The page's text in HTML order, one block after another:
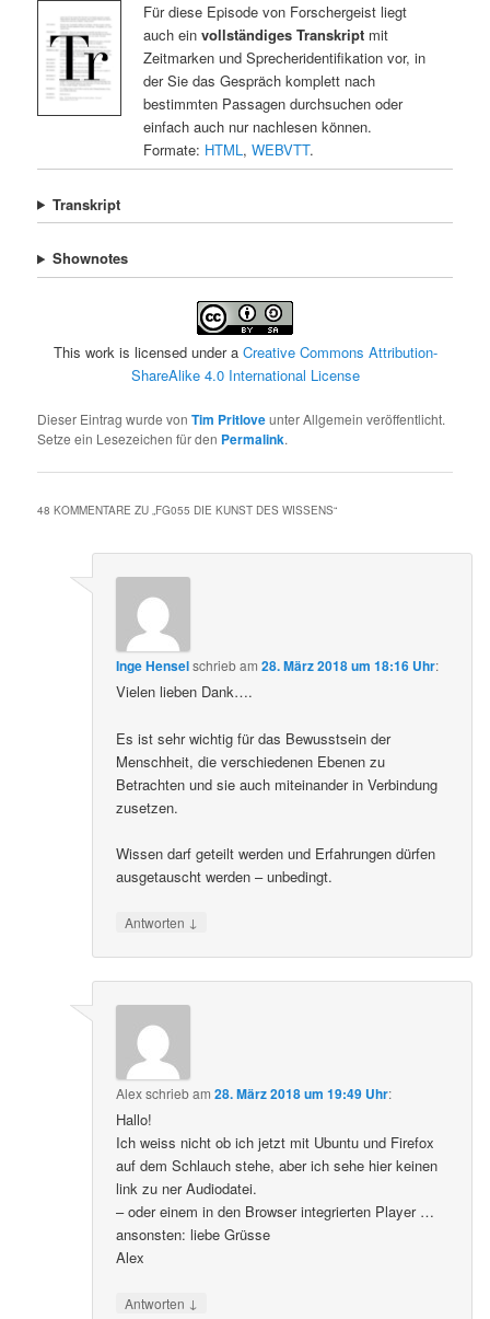
Für diese Episode von Forschergeist liegt
auch ein vollständiges Transkriptmit
Zeitmarken und Sprecheridentifikation vor, in
der Sie das Gespräch komplett nach
bestimmten Passagen durchsuchen oder
einfach auch nur nachlesen können.
Formate: HTML, WEBVTT.
Transkript
Shownotes
This work is licensed under a Creative Commons Attribution-
ShareAlike 4.0 International License
Dieser Eintrag wurde vonTim Pritloveunter Allgemein veröffentlicht.
Setze ein Lesezeichen für den Permalink.
48 KOMMENTARE ZU „FG055 DIE KUNST DES WISSENS“
Inge Henselschriebam28. März 2018 um 18:16 Uhr:
Vielen lieben Dank….
Es ist sehr wichtig für das Bewusstsein der
Menschheit, die verschiedenen Ebenen zu
Betrachten und sie auch miteinander in Verbindung
zusetzen.
Wissen darf geteilt werden und Erfahrungen dürfen
ausgetauscht werden – unbedingt.
Antworten ↓
Alexschriebam28. März 2018 um 19:49 Uhr:
Hallo!
Ich weiss nicht ob ich jetzt mit Ubuntu und Firefox
auf dem Schlauch stehe, aber ich sehe hier keinen
link zu ner Audiodatei.
– oder einem in den Browser integrierten Player …
ansonsten: liebe Grüsse
Alex
Antworten ↓